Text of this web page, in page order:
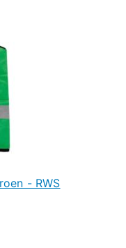
- RWS